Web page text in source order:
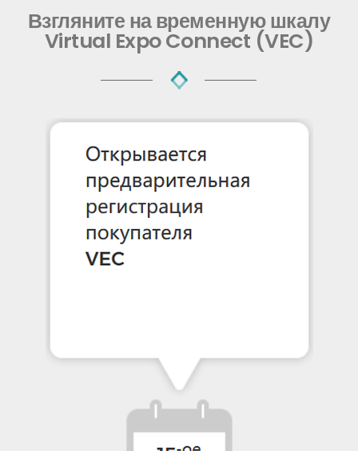
Взгляните на временную шкалу
Virtual Expo Connect (VEC)